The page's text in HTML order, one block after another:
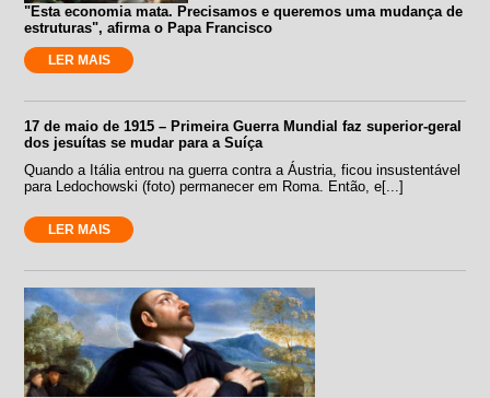
"Esta economia mata. Precisamos e queremos uma mudança de
estruturas", afirma o Papa Francisco
LER MAIS
17 de maio de 1915 – Primeira Guerra Mundial faz superior-geral
dos jesuítas se mudar para a Suíça
Quando a Itália entrou na guerra contra a Áustria, ficou insustentável
para Ledochowski (foto) permanecer em Roma. Então, e[...]
LER MAIS